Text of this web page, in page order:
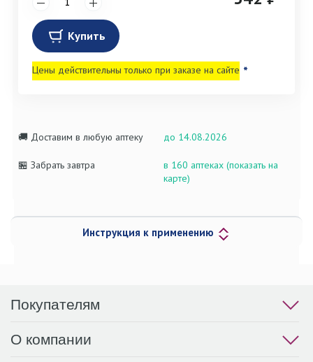
Купить
Цены действительны только при заказе на сайте *
🚚 Доставим в любую аптеку до 14.08.2026
🏪 Забрать завтра
в 160 аптеках (показать на
карте)
Инструкция к применению
Покупателям
О компании